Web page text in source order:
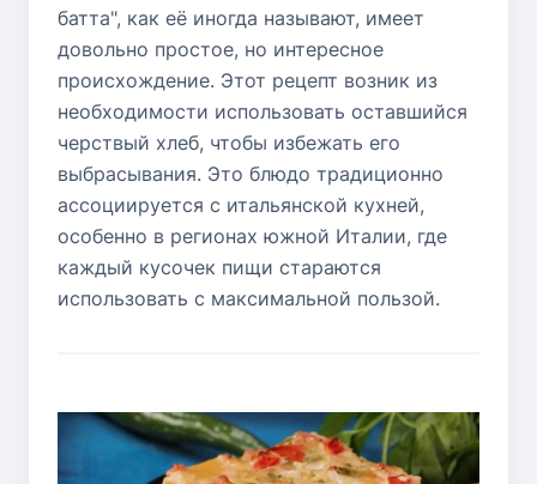
батта", как её иногда называют, имеет
довольно простое, но интересное
происхождение. Этот рецепт возник из
необходимости использовать оставшийся
черствый хлеб, чтобы избежать его
выбрасывания. Это блюдо традиционно
ассоциируется с итальянской кухней,
особенно в регионах южной Италии, где
каждый кусочек пищи стараются
использовать с максимальной пользой.